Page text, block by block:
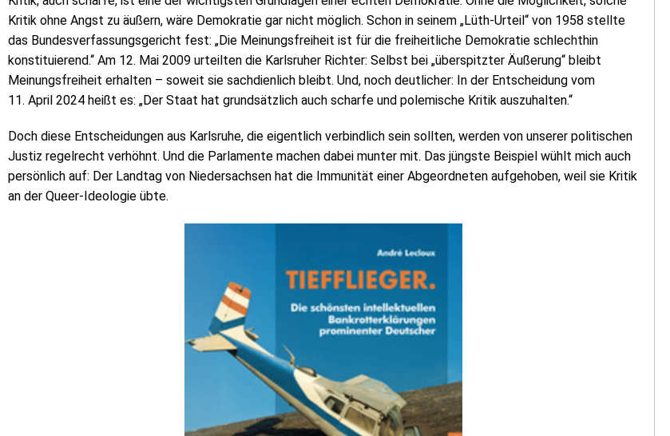
Kritik ohne Angst zu äußern, wäre Demokratie gar nicht möglich. Schon in seinem „Lüth‑Urteil“ von 1958 stellte
das Bundesverfassungsgericht fest: „Die Meinungsfreiheit ist für die freiheitliche Demokratie schlechthin
konstituierend.“ Am 12. Mai 2009 urteilten die Karlsruher Richter: Selbst bei „überspitzter Äußerung“ bleibt
Meinungsfreiheit erhalten – soweit sie sachdienlich bleibt. Und, noch deutlicher: In der Entscheidung vom
11. April 2024 heißt es: „Der Staat hat grundsätzlich auch scharfe und polemische Kritik auszuhalten.“
Doch diese Entscheidungen aus Karlsruhe, die eigentlich verbindlich sein sollten, werden von unserer politischen
Justiz regelrecht verhöhnt. Und die Parlamente machen dabei munter mit. Das jüngste Beispiel wühlt mich auch
persönlich auf: Der Landtag von Niedersachsen hat die Immunität einer Abgeordneten aufgehoben, weil sie Kritik
an der Queer‑Ideologie übte.